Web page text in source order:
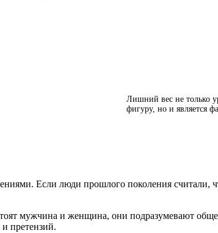
Лишний вес не только
фигуру, но и является
Если люди прошлого поколения считали,
мужчина и женщина, они подразумевают
претензий.